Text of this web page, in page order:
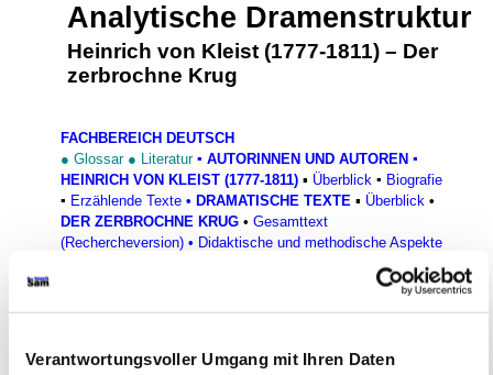
Verantwortungsvoller Umgang mit Ihren Daten
Analytische Dramenstruktur
Heinrich von Kleist (1777-1811) – Der
zerbrochne Krug
FACHBEREICH DEUTSCH
● Glossar ● Literatur ▪ AUTORINNEN UND AUTOREN ▪
HEINRICH VON KLEIST (1777-1811) ▪ Überblick ▪ Biografie
▪ Erzählende Texte • DRAMATISCHE TEXTE ▪ Überblick •
DER ZERBROCHNE KRUG • Gesamttext
(Rechercheversion) • Didaktische und methodische Aspekte
Entstehungsgeschichte •
Bausteine ]•Figurenkonstellation • Einzelne Figuren